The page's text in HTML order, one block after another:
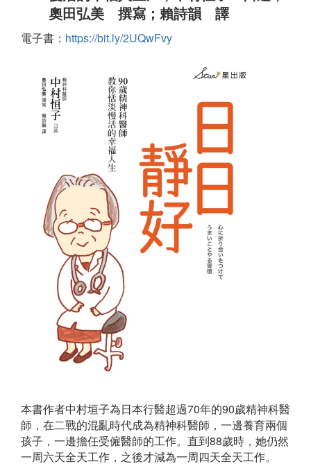
奧田弘美 撰寫；賴詩韻 譯
電子書： https://bit.ly/2UQwFvy
本書作者中村垣子為日本行醫超過70年的90歲精神科醫
師，在二戰的混亂時代成為精神科醫師，一邊養育兩個
孩子，一邊擔任受僱醫師的工作。直到88歲時，她仍然
一周六天全天工作，之後才減為一周四天全天工作。